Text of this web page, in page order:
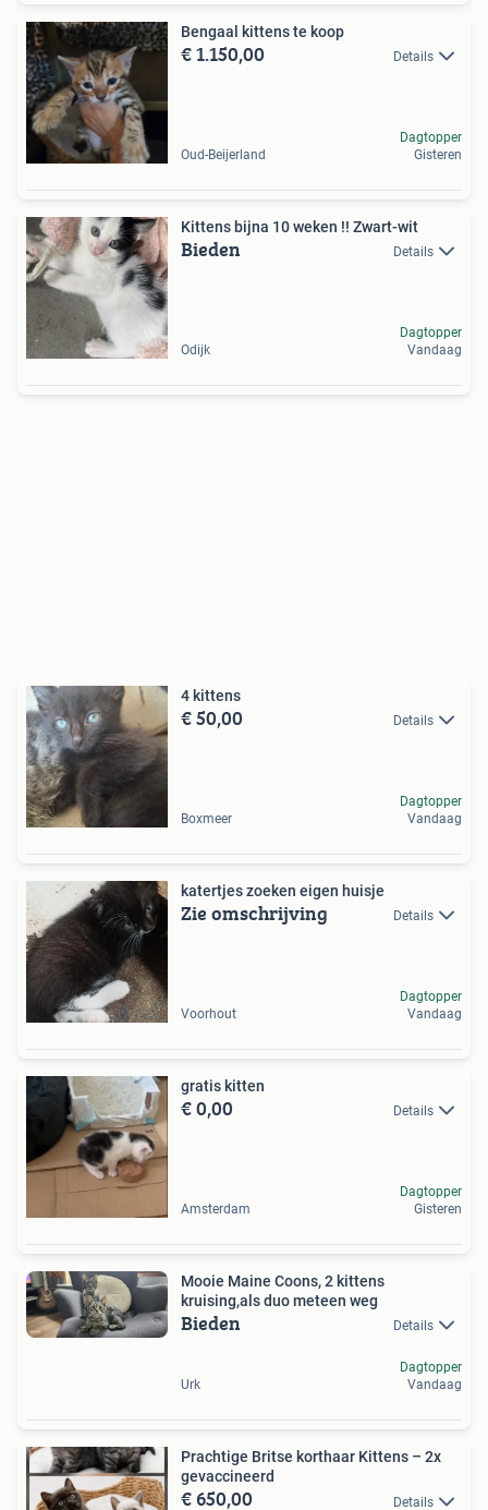
Bengaal kittens te koop
€ 1.150,00 Details
Oud-Beijerland
Dagtopper
Gisteren
Kittens bijna 10 weken !! Zwart-wit
Bieden Details
Odijk
Dagtopper
Vandaag
4 kittens
€ 50,00 Details
Boxmeer
Dagtopper
Vandaag
katertjes zoeken eigen huisje
Zie omschrijving Details
Voorhout
Dagtopper
Vandaag
gratis kitten
€ 0,00 Details
Amsterdam
Dagtopper
Gisteren
Mooie Maine Coons, 2 kittens
kruising,als duo meteen weg
Bieden Details
Urk
Dagtopper
Vandaag
Prachtige Britse korthaar Kittens – 2x
gevaccineerd
€ 650,00 Details